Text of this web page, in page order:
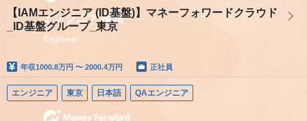
【IAMエンジニア (ID基盤)】マネーフォワードクラウド
_ID基盤グループ_東京
年収1000.8万円 〜 2000.4万円 正社員
エンジニア 東京 日本語 QAエンジニア